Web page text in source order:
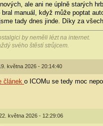
ale ani ne úplně starých
bral manuál, když může poptat
tady dnes jinde. Díky za
by neměli lézt na internet.
svého štěstí strůjcem.
května 2026 - 20:14:40
článek o ICOMu se tedy moc
května 2026 - 12:29:06